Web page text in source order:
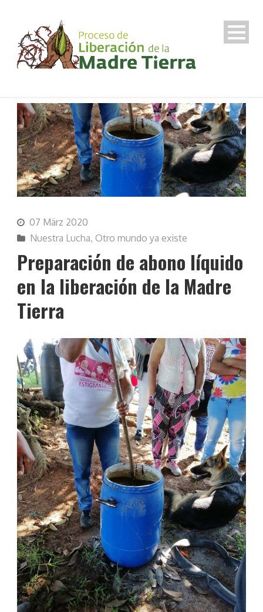
07 März 2020
Nuestra Lucha, Otro mundo ya existe
Preparación de abono líquido
en la liberación de la Madre
Tierra